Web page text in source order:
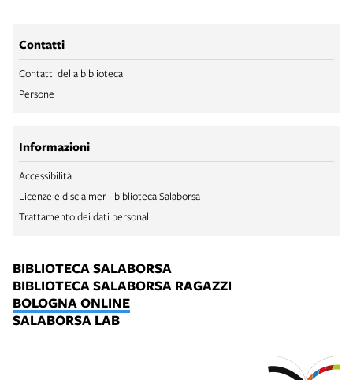
Contatti
Contatti della biblioteca
Persone
Informazioni
Accessibilità
Licenze e disclaimer - biblioteca Salaborsa
Trattamento dei dati personali
BIBLIOTECA SALABORSA
BIBLIOTECA SALABORSA RAGAZZI
BOLOGNA ONLINE
SALABORSA LAB